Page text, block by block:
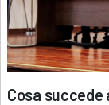
Cosa succede